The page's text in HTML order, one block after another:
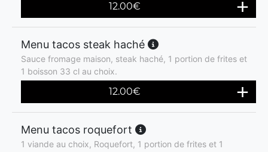
12.00€
Menu tacos steak haché
Sauce fromage maison, steak haché, 1 portion de frites et
1 boisson 33 cl au choix.
12.00€
Menu tacos roquefort
1 viande au choix, Roquefort, 1 portion de frites et 1